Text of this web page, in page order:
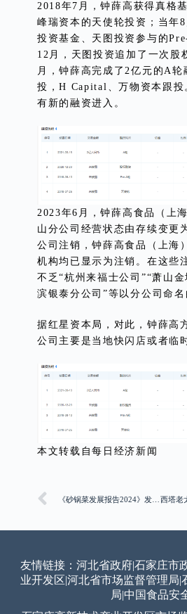
2018年7月，钟薛高获得真格
峰瑞资本的天使轮投资；当年
投资基金、天图投资参与的
12月，天图投资追加了一次股
月，钟薛高完成了2亿元的A轮
投，H Capital、万物资本跟投
有新的融资进入。
2023年6月，钟薛高食品（上
山分公司经营状态由存续变更
公司注销，钟薛高食品（上海
机构均已显示为注销。在这些
不乏“杭州来福士公司”“萧山
滨银泰分公司”等以分公司命名
据红星资本局，对此，钟薛高
公司主要是当地快闪店或者临
本文转载自每日经济新闻
《砂锅菜发展报告2024》发布：砂锅菜迎来风口期，热潮席卷餐饮行业
友情链接： 河北省政府|石家庄市
业开发区|河北省市场监督管理局|
局|中国食品安